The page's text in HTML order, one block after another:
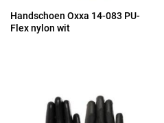
Handschoen Oxxa 14-083 PU-
Flex nylon wit